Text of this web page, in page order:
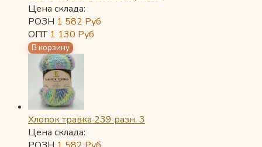
Цена склада:
РОЗН 1 582 Руб
ОПТ 1 130 Руб
Хлопок травка 239 разн. 3
Цена склада: